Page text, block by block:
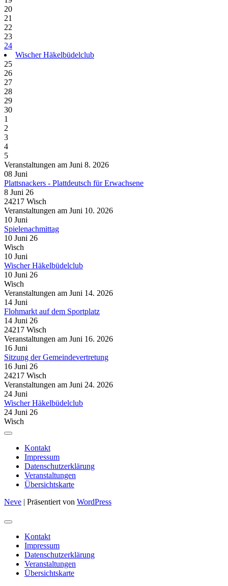
20
21
22
23
24
Wischer Häkelbüdelclub
25
26
27
28
29
30
1
2
3
4
5
Veranstaltungen am Juni 8. 2026
08 Juni
Plattsnackers - Plattdeutsch für Erwachsene
8 Juni 26
24217 Wisch
Veranstaltungen am Juni 10. 2026
10 Juni
Spielenachmittag
10 Juni 26
Wisch
10 Juni
Wischer Häkelbüdelclub
10 Juni 26
Wisch
Veranstaltungen am Juni 14. 2026
14 Juni
Flohmarkt auf dem Sportplatz
14 Juni 26
24217 Wisch
Veranstaltungen am Juni 16. 2026
16 Juni
Sitzung der Gemeindevertretung
16 Juni 26
24217 Wisch
Veranstaltungen am Juni 24. 2026
24 Juni
Wischer Häkelbüdelclub
24 Juni 26
Wisch
Kontakt
Impressum
Datenschutzerklärung
Veranstaltungen
Übersichtskarte
Neve | Präsentiert von WordPress
Kontakt
Impressum
Datenschutzerklärung
Veranstaltungen
Übersichtskarte